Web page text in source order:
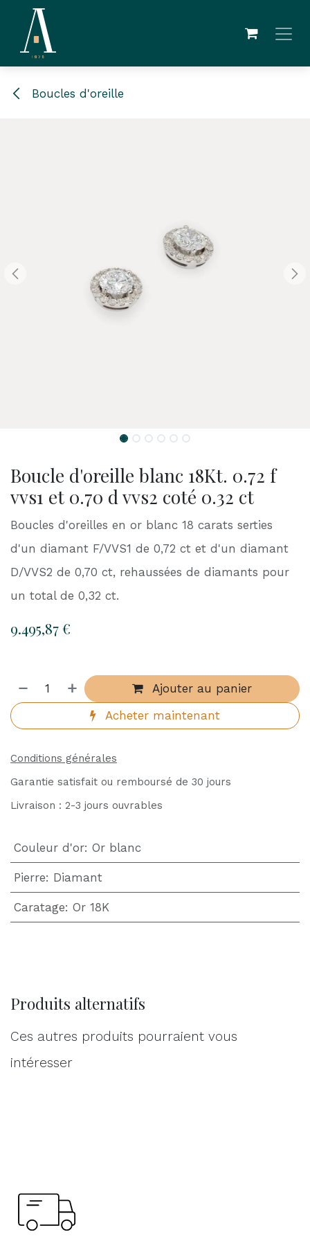
Se rendre au contenu
Boucles d'oreille
Boucle d'oreille blanc 18Kt. 0.72 f
vvs1 et 0.70 d vvs2 coté 0.32 ct
Boucles d'oreilles en or blanc 18 carats serties
d'un diamant F/VVS1 de 0,72 ct et d'un diamant
D/VVS2 de 0,70 ct, rehaussées de diamants pour
un total de 0,32 ct.
9.495,87€
Ajouter au panier
Acheter maintenant
Conditions générales
Garantie satisfait ou remboursé de 30 jours
Livraison : 2-3 jours ouvrables
Couleur d'or: Or blanc
Pierre: Diamant
Caratage: Or 18K
Produits alternatifs
Ces autres produits pourraient vous
intéresser